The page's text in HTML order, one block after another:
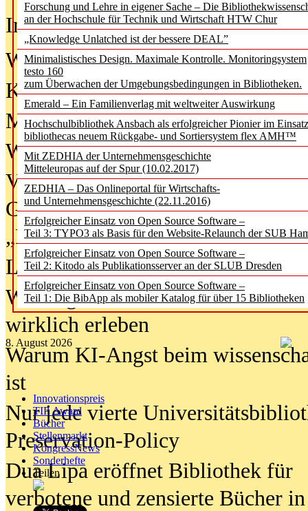
Forschung und Lehre in eigener Sache – Die
an der Hochschule für Technik und Wirtschaft HTW Chur
„Knowledge Unlatched ist der bessere DEAL”
Minimalistisches Design. Maximale Kontrolle. Monitoringsystem
testo 160
zum Überwachen der Umgebungsbedingungen in Bibliotheken.
Emerald – Ein Familienverlag mit weltweiter Auswirkung
Hochschulbibliothek Ansbach als erfolgreicher Pionier im
bibliothecas neuem Rückgabe- und Sortiersystem flex AMH™
Mit ZEDHIA der Unternehmensgeschichte
Mitteleuropas auf der Spur (10.02.2017)
ZEDHIA – Das Onlineportal für Wirtschafts-
und Unternehmensgeschichte (22.11.2016)
Erfolgreicher Einsatz von Open Source Software –
Teil 3: TYPO3 als Basis für den Website-Relaunch der SUB
Erfolgreicher Einsatz von Open Source Software –
Teil 2: Kitodo als Publikationsserver an der SLUB Dresden
Erfolgreicher Einsatz von Open Source Software –
Teil 1: Die BibApp als mobiler Katalog für über 15 Bibliotheken
8. August 2026
Innovationspreis
TIP Award
Bücher
Stellenmarkt
KongressNews
Sonderhefte
Teilen
In der Ausgabe06/2026(August
Was Hochschul­bibliotheken von
Kinder in der digitalen Welt
Metadaten als Infrastruktur
Wenn Bots katalogisieren
Von Abschlusskleidern bis
Geisterjagd-Ausrüstung in der
„Library of Things“ unterwegs
Lesen als Infrastrukturaufgabe
Wie Jugendliche Social Media
wirklich erleben
Warum KI-Angst beim
ist
Nur jede vierte
Preservation-Policy
Dua Lipa eröffnet Bibliothek für
verbotene und zensierte Bücher